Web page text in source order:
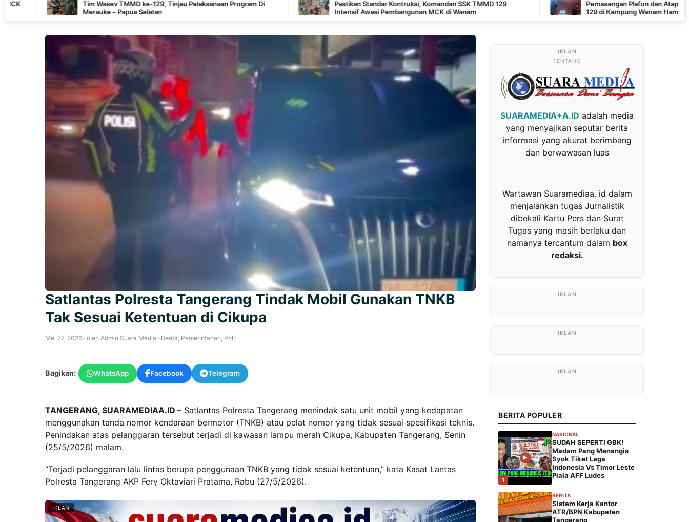
Tim Wasev TMMD ke-129, Tinjau Pelaksanaan Program Di
Merauke – Papua Selatan
Pastikan Standar Kontruksi, Komandan SSK TMMD 129
Intensif Awasi Pembangunan MCK di Wanam
Pemasangan Plafon dan Atap, Pembangunan MCK
129 di Kampung Wanam Hampir Rampung
Satlantas Polresta Tangerang Tindak Mobil Gunakan TNKB
Tak Sesuai Ketentuan di Cikupa
Mei 27, 2026 · oleh Admin Suara Media · Berita Pemerintahan Polri
Bagikan: WhatsApp Facebook Telegram
TANGERANG, SUARAMEDIAA.ID – Satlantas Polresta Tangerang menindak satu unit mobil yang kedapatan
menggunakan tanda nomor kendaraan bermotor (TNKB) atau pelat nomor yang tidak sesuai spesifikasi teknis.
Penindakan atas pelanggaran tersebut terjadi di kawasan lampu merah Cikupa, Kabupaten Tangerang, Senin
(25/5/2026) malam.
“Terjadi pelanggaran lalu lintas berupa penggunaan TNKB yang tidak sesuai ketentuan,” kata Kasat Lantas
Polresta Tangerang AKP Fery Oktaviari Pratama, Rabu (27/5/2026).
IKLAN
TENTANG
SUARAMEDIA+A.ID adalah media
yang menyajikan seputar berita
informasi yang akurat berimbang
dan berwawasan luas
Wartawan Suaramediaa. id dalam
menjalankan tugas Jurnalistik
dibekali Kartu Pers dan Surat
Tugas yang masih berlaku dan
namanya tercantum dalam box
redaksi.
BERITA POPULER
1
NASIONAL
SUDAH SEPERTI GBK!
Madam Pang Menangis
Syok Tiket Laga
Indonesia Vs Timor Leste
Piala AFF Ludes
BERITA
Sistem Kerja Kantor
ATR/BPN Kabupaten
Tangerang